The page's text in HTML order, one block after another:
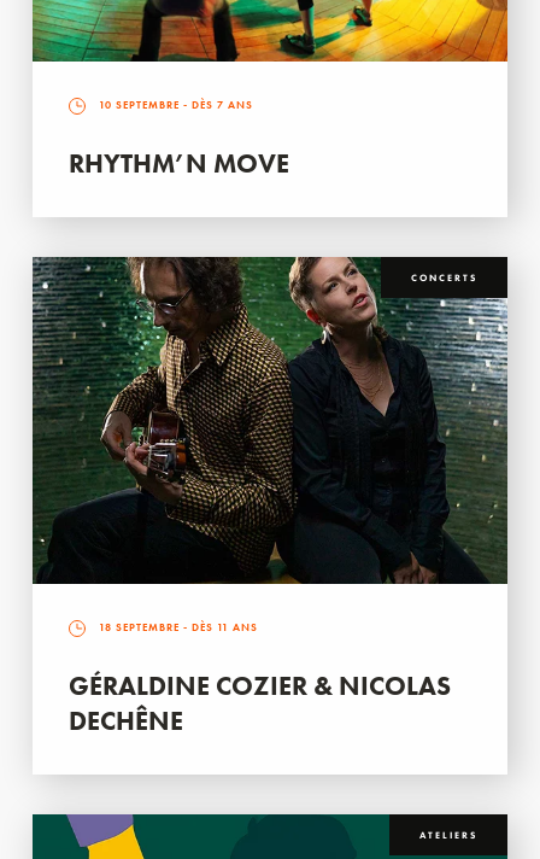
10 SEPTEMBRE - DÈS 7 ANS
RHYTHM’N MOVE
CONCERTS
18 SEPTEMBRE - DÈS 11 ANS
GÉRALDINE COZIER & NICOLAS
DECHÊNE
ATELIERS